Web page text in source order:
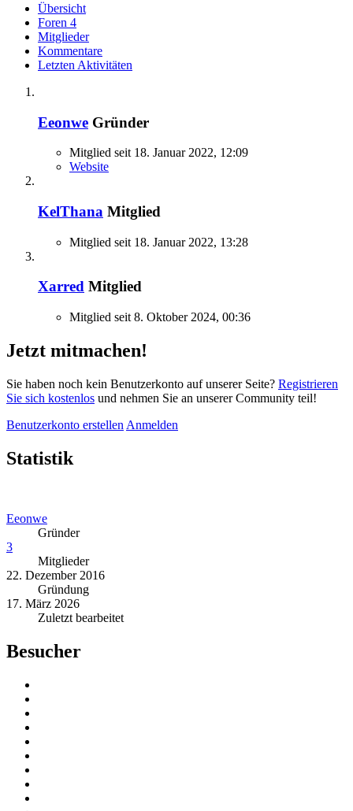
Übersicht
Foren 4
Mitglieder
Kommentare
Letzten Aktivitäten
Eeonwe Gründer
Mitglied seit 18. Januar 2022, 12:09
Website
KelThana Mitglied
Mitglied seit 18. Januar 2022, 13:28
Xarred Mitglied
Mitglied seit 8. Oktober 2024, 00:36
Jetzt mitmachen!
Sie haben noch kein Benutzerkonto auf unserer Seite? Registrieren
Sie sich kostenlos und nehmen Sie an unserer Community teil!
Benutzerkonto erstellen Anmelden
Statistik
Eeonwe
Gründer
3
Mitglieder
22. Dezember 2016
Gründung
17. März 2026
Zuletzt bearbeitet
Besucher